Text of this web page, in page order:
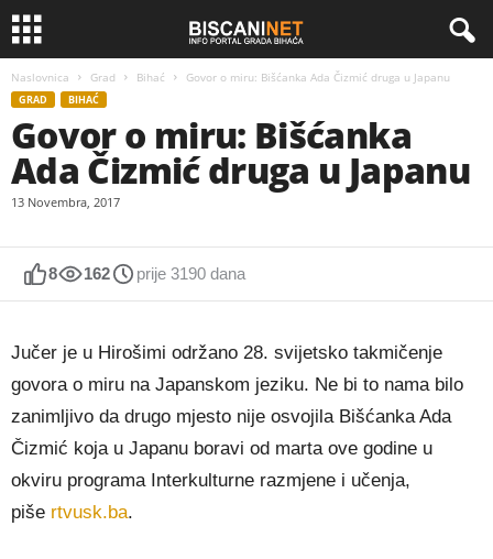
Naslovnica Grad Bihać Govor o miru: Bišćanka Ada Čizmić druga u Japanu
GRAD BIHAĆ
Govor o miru: Bišćanka
Ada Čizmić druga u Japanu
13 Novembra, 2017
8 162 prije 3190 dana
Jučer je u Hirošimi održano 28. svijetsko takmičenje
govora o miru na Japanskom jeziku. Ne bi to nama bilo
zanimljivo da drugo mjesto nije osvojila Bišćanka Ada
Čizmić koja u Japanu boravi od marta ove godine u
okviru programa Interkulturne razmjene i učenja,
piše rtvusk.ba.